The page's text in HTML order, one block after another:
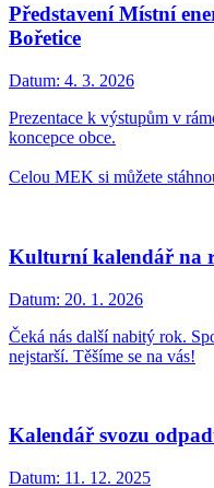
Představení Místní
Bořetice
Datum: 4. 3. 2026
Prezentace k výstupům v
koncepce obce.
Celou MEK si můžete
Kulturní kalendář na
Datum: 20. 1. 2026
Čeká nás další nabitý rok.
nejstarší. Těšíme se na vás!
Kalendář svozu
Datum: 11. 12. 2025